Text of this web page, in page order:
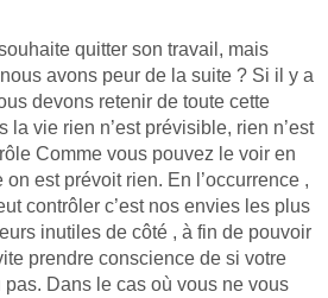
quitter son travail, mais
avons peur de la suite ? Si il y a
devons retenir de toute cette
la vie rien n’est prévisible, rien n’est
Comme vous pouvez le voir en
est prévoit rien. En l’occurrence ,
contrôler c’est nos envies les plus
inutiles de côté , à fin de pouvoir
prendre conscience de si votre
Dans le cas où vous ne vous